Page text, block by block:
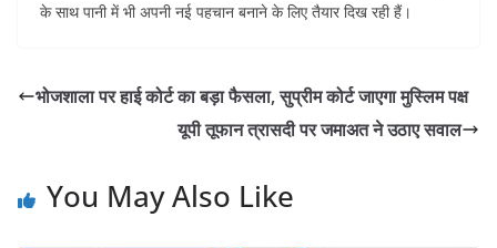
के साथ पानी में भी अपनी नई पहचान बनाने के लिए तैयार दिख रही हैं।
भोजशाला पर हाई कोर्ट का बड़ा फैसला, सुप्रीम कोर्ट जाएगा मुस्लिम पक्ष
यूपी तूफान त्रासदी पर जमाअत ने उठाए सवाल
You May Also Like